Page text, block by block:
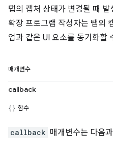
탭의 캡처 상태가 변경될 때
확장 프로그램 작성자는 탭의
업과 같은 UI 요소를 동기화할
매개변수
callback
함수
callback 매개변수는 다음